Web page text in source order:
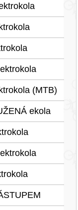
(MTB)
ekola